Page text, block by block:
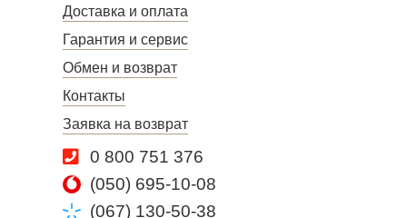
Доставка и оплата
Гарантия и сервис
Обмен и возврат
Контакты
Заявка на возврат
0 800 751 376
(050) 695-10-08
(067) 130-50-38